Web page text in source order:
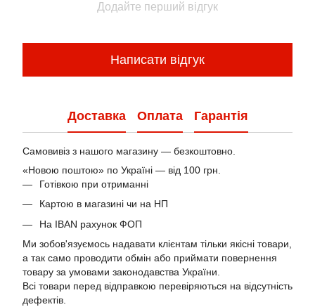
Додайте перший відгук
Написати відгук
Доставка Оплата Гарантія
Самовивіз з нашого магазину — безкоштовно.
«Новою поштою» по Україні — від 100 грн.
Готівкою при отриманні
Картою в магазині чи на НП
На IBAN рахунок ФОП
Ми зобов'язуємось надавати клієнтам тільки якісні товари,
а так само проводити обмін або приймати повернення
товару за умовами законодавства України.
Всі товари перед відправкою перевіряються на відсутність
дефектів.